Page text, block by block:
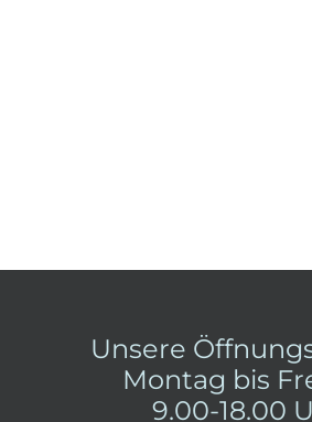
Unsere
Montag bis
9.00-18.00